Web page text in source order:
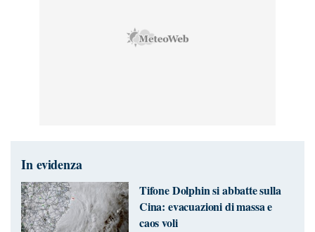
In evidenza
Tifone Dolphin si abbatte sulla
Cina: evacuazioni di massa e
caos voli